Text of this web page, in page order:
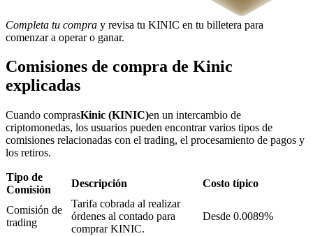
Inversiones exclusivas para titulares de BTR
Préstamos
Completa tu compra y revisa tu KINIC en tu billetera para
comenzar a operar o ganar.
Comisiones de compra de Kinic
explicadas
Cuando comprasKinic (KINIC)en un intercambio de
criptomonedas, los usuarios pueden encontrar varios tipos de
comisiones relacionadas con el trading, el procesamiento de pagos y
los retiros.
Tipo de
Comisión
Descripción Costo típico
Comisión de
trading
Tarifa cobrada al realizar
órdenes al contado para
comprar KINIC.
Desde 0.0089%